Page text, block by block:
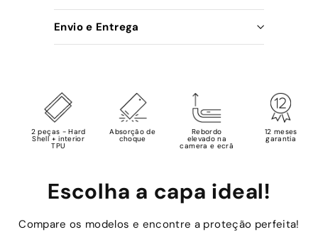
Envio e Entrega
2 peças - Hard
Shell + interior
TPU
Absorção de
choque
Rebordo
elevado na
camera e ecrã
12 meses
garantia
Escolha a capa ideal!
Compare os modelos e encontre a proteção perfeita!